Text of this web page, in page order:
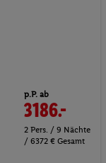
p.P. ab
3186.-
2 Pers. / 9 Nächte
/ 6372 € Gesamt